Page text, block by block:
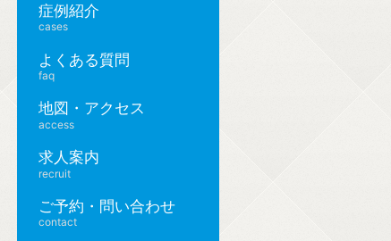
症例紹介
cases
よくある質問
faq
地図・アクセス
access
求人案内
recruit
ご予約・問い合わせ
contact